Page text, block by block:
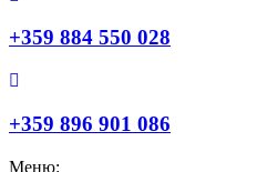
+359 884 550 028
+359 896 901 086
Меню: